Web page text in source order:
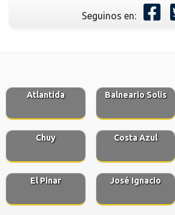
Seguinos en:
Atlantida Balneario Solis
Chuy Costa Azul
El Pinar José Ignacio